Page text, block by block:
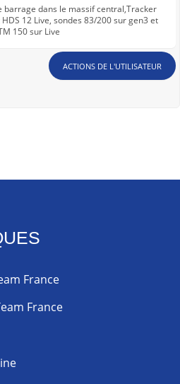
barrage dans le massif central,Tracker
12 Live, sondes 83/200 sur gen3 et
150 sur Live
ACTIONS DE L'UTILISATEUR
France
France